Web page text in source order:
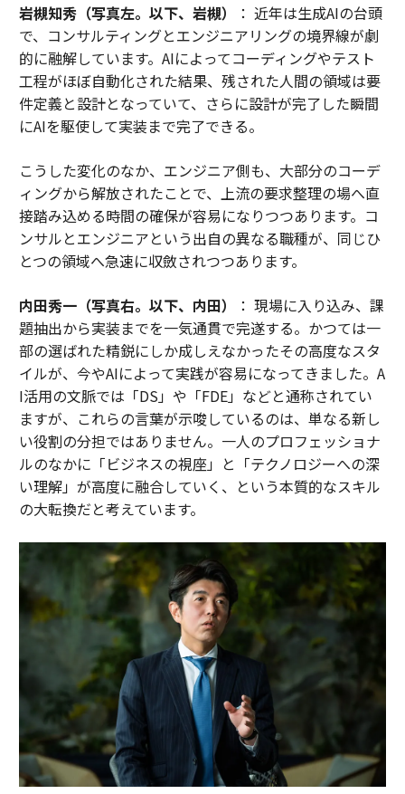
岩槻知秀（写真左。以下、岩槻）
： 近年は生成AIの台頭
で、コンサルティングとエンジニアリングの境界線が劇
的に融解しています。AIによってコーディングやテスト
工程がほぼ自動化された結果、残された人間の領域は要
件定義と設計となっていて、さらに設計が完了した瞬間
にAIを駆使して実装まで完了できる。
こうした変化のなか、エンジニア側も、大部分のコーデ
ィングから解放されたことで、上流の要求整理の場へ直
接踏み込める時間の確保が容易になりつつあります。コ
ンサルとエンジニアという出自の異なる職種が、同じひ
とつの領域へ急速に収斂されつつあります。
内田秀一（写真右。以下、内田）
： 現場に入り込み、課
題抽出から実装までを一気通貫で完遂する。かつては一
部の選ばれた精鋭にしか成しえなかったその高度なスタ
イルが、今やAIによって実践が容易になってきました。A
I活用の文脈では「DS」や「FDE」などと通称されてい
ますが、これらの言葉が示唆しているのは、単なる新し
い役割の分担ではありません。一人のプロフェッショナ
ルのなかに「ビジネスの視座」と「テクノロジーへの深
い理解」が高度に融合していく、という本質的なスキル
の大転換だと考えています。